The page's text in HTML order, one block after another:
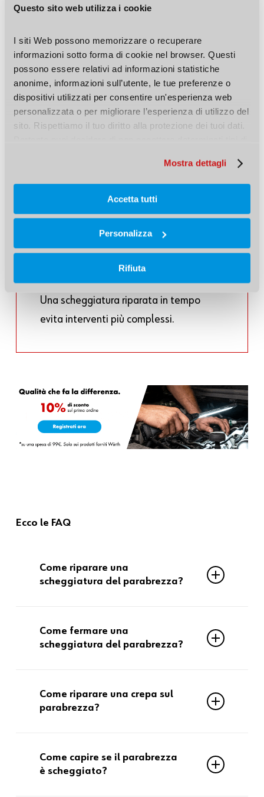
Questo sito web utilizza i cookie
I siti Web possono memorizzare o recuperare
informazioni sotto forma di cookie nel browser. Questi
possono essere relativi ad informazioni statistiche
anonime, informazioni sull’utente, le tue preferenze o
dispositivi utilizzati per consentire un'esperienza web
personalizzata o per migliorare l’esperienza di utilizzo del
sito. Rispettiamo il tuo diritto alla protezione dei tuoi dati.
Mostra dettagli
Accetta tutti
Personalizza
Rifiuta
7 minuti.
Riparare o sostituire: cosa
conviene davvero
riparazione è sempre la scelta migliore:
tempi rapidi
meno impatto ambientale
Una scheggiatura riparata in tempo
evita interventi più complessi.
Ecco le FAQ
Come riparare una
scheggiatura del parabrezza?
iniettata nel punto di impatto e poi
polimerizzata con luce UV.
Come fermare una
scheggiatura del parabrezza?
riparazione professionale e utilizzando
kit di riparazione ad hoc.
Come riparare una crepa sul
parabrezza?
solo se è corta e contenuta (entro circa
50 mm). Crepe più lunghe richiedono
Come capire se il parabrezza
è scheggiato?